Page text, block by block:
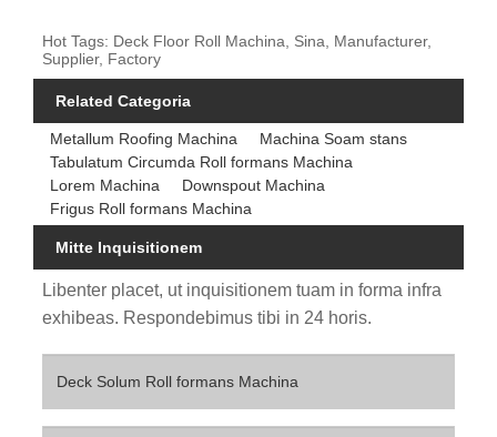
Hot Tags: Deck Floor Roll Machina, Sina, Manufacturer,
Supplier, Factory
Related Categoria
Metallum Roofing Machina
Machina Soam stans
Tabulatum Circumda Roll formans Machina
Lorem Machina
Downspout Machina
Frigus Roll formans Machina
Mitte Inquisitionem
Libenter placet, ut inquisitionem tuam in forma infra
exhibeas. Respondebimus tibi in 24 horis.